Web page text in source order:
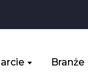
Branże